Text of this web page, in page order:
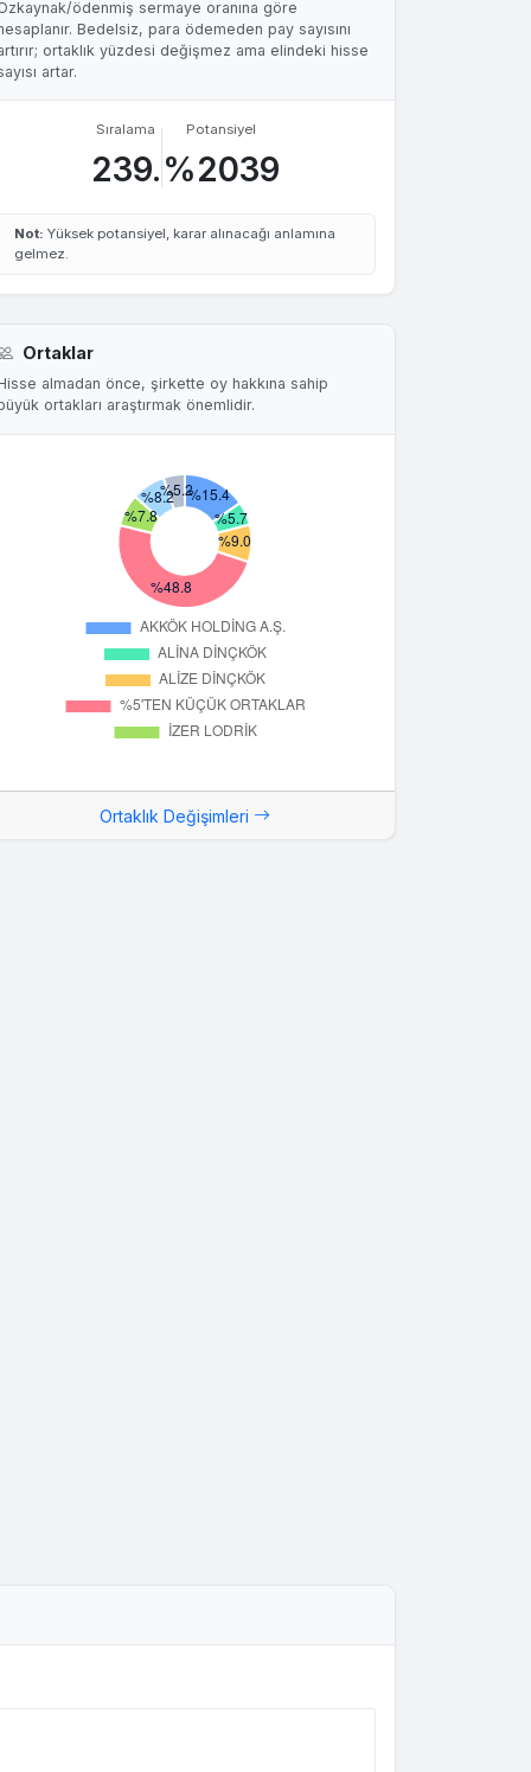
ödenmiş sermaye oranına göre
Bedelsiz, para ödemeden pay sayısını
ortaklık yüzdesi değişmez ama elindeki hisse
artar.
Sıralama
239.
Potansiyel
%2039
Not: Yüksek potansiyel, karar alınacağı anlamına
gelmez.
Ortaklar
almadan önce, şirkette oy hakkına sahip
ortakları araştırmak önemlidir.
Ortaklık Değişimleri